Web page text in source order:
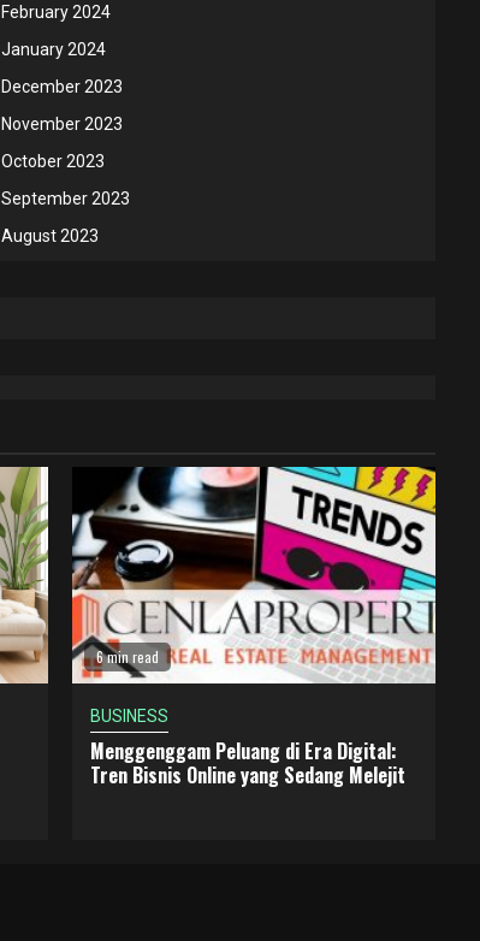
February 2024
January 2024
December 2023
November 2023
October 2023
September 2023
August 2023
6 min read
BUSINESS
Menggenggam Peluang di Era Digital:
Tren Bisnis Online yang Sedang Melejit